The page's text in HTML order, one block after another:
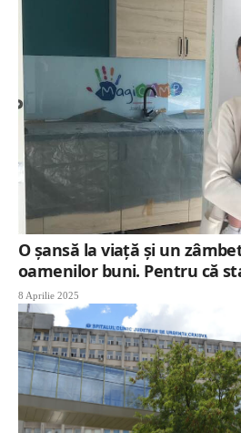
O şansă la viaţă şi un
oamenilor buni. Pentru că
8 Aprilie 2025